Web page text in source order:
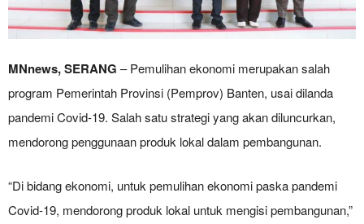
MNnews, SERANG – Pemulihan ekonomi merupakan salah
program Pemerintah Provinsi (Pemprov) Banten, usai dilanda
pandemi Covid-19. Salah satu strategi yang akan diluncurkan,
mendorong penggunaan produk lokal dalam pembangunan.
“Di bidang ekonomi, untuk pemulihan ekonomi paska pandemi
Covid-19, mendorong produk lokal untuk mengisi pembangunan,”